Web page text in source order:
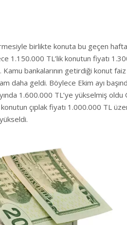
birlikte konuta bu geçen
1.150.000 TL’lik konutun fiyatı
Kamu bankalarının getirdiği konut
daha geldi. Böylece Ekim ayı
1.600.000 TL’ye yükselmiş oldu
çıplak fiyatı 1.000.000 TL